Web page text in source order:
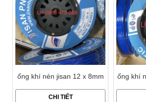
ống khí nén jisan 12 x 8mm
CHI TIẾT
ống khí